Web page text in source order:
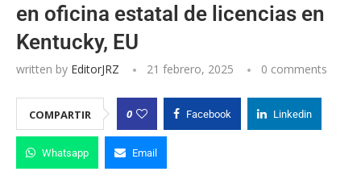
en oficina estatal de licencias en
Kentucky, EU
written by EditorJRZ 21 febrero, 2025 0 comments
COMPARTIR 0 Facebook Linkedin
Whatsapp Email